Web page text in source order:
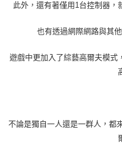
此外，還有著僅用1台控制器，
也有透過網際網路與其
遊戲中更加入了綜藝高爾夫模式
不論是獨自一人還是一群人，都